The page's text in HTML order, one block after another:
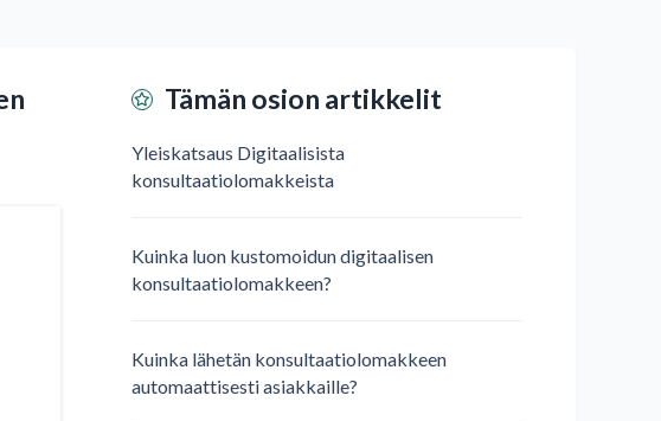
Tämän osion artikkelit
Yleiskatsaus Digitaalisista
konsultaatiolomakkeista
Kuinka luon kustomoidun digitaalisen
konsultaatiolomakkeen?
Kuinka lähetän konsultaatiolomakkeen
automaattisesti asiakkaille?